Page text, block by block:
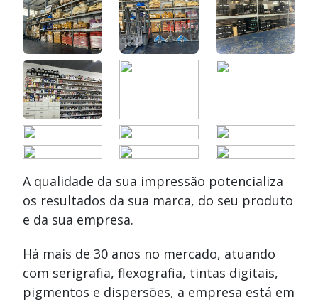
A qualidade da sua impressão potencializa
os resultados da sua marca, do seu produto
e da sua empresa.
Há mais de 30 anos no mercado, atuando
com serigrafia, flexografia, tintas digitais,
pigmentos e dispersões, a empresa está em